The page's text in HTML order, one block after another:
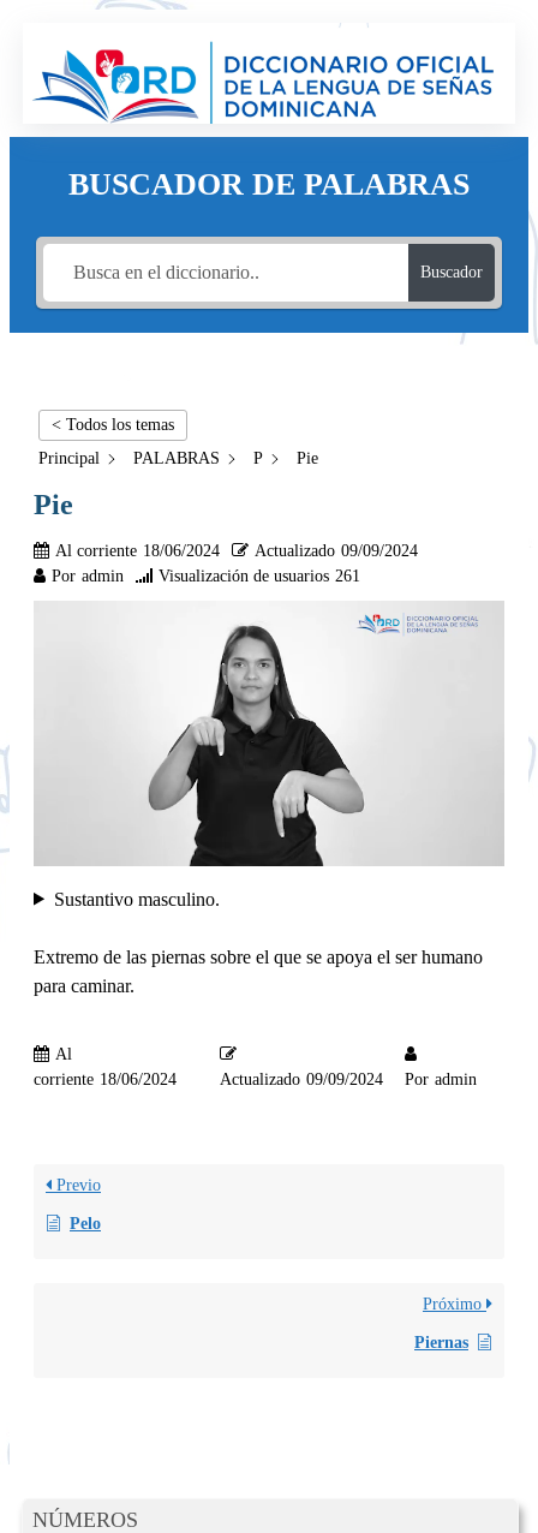
BUSCADOR DE PALABRAS
Buscador
NÚMEROS
< Todos los temas
Principal
PALABRAS P Pie
Pie
Al corriente 18/06/2024 Actualizado 09/09/2024
Por admin Visualización de usuarios 261
Sustantivo masculino.
Extremo de las piernas sobre el que se apoya el ser humano
para caminar.
Al
corriente 18/06/2024 Actualizado 09/09/2024 Por admin
Previo
Pelo
Próximo
Piernas